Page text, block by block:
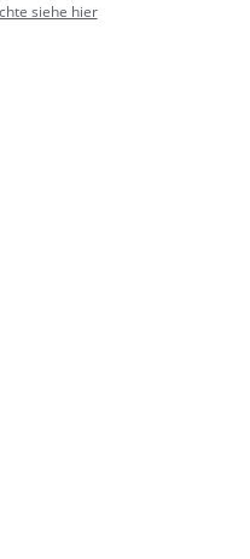
siehe hier